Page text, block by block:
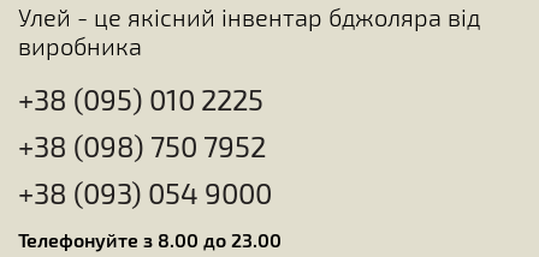
Улей - це якісний інвентар бджоляра від
виробника
+38 (095) 010 2225
+38 (098) 750 7952
+38 (093) 054 9000
Телефонуйте з 8.00 до 23.00